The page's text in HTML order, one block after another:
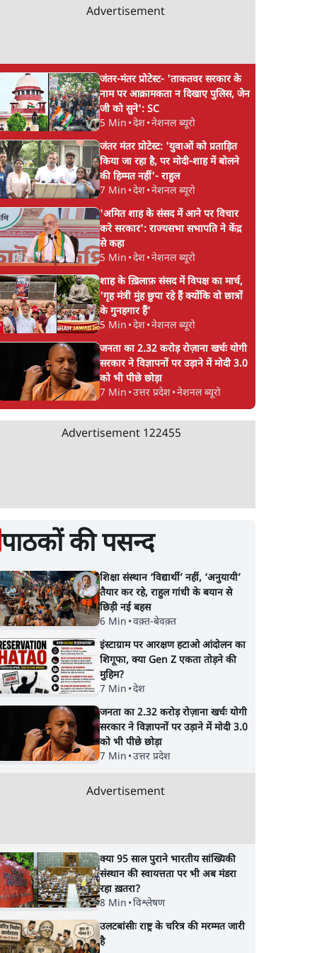
Advertisement
जंतर-मंतर प्रोटेस्ट- 'ताकतवर सरकार के
नाम पर आक्रामकता न दिखाए पुलिस, जेन
जी को सुने': SC
5 Min •देश•नेशनल ब्यूरो
जंतर मंतर प्रोटेस्ट: 'युवाओं को प्रताड़ित
किया जा रहा है, पर मोदी-शाह में बोलने
की हिम्मत नहीं'- राहुल
7 Min •देश•नेशनल ब्यूरो
'अमित शाह के संसद में आने पर विचार
करे सरकार': राज्यसभा सभापति ने केंद्र
से कहा
5 Min •देश•नेशनल ब्यूरो
शाह के ख़िलाफ़ संसद में विपक्ष का मार्च,
'गृह मंत्री मुंह छुपा रहे हैं क्योंकि वो छात्रों
के गुनहगार हैं'
5 Min •देश•नेशनल ब्यूरो
जनता का 2.32 करोड़ रोज़ाना खर्चः योगी
सरकार ने विज्ञापनों पर उड़ाने में मोदी 3.0
को भी पीछे छोड़ा
7 Min •उत्तर प्रदेश•नेशनल ब्यूरो
Advertisement 122455
पाठकों की पसन्द
शिक्षा संस्थान ‘विद्यार्थी’ नहीं, ‘अनुयायी’
तैयार कर रहे, राहुल गांधी के बयान से
छिड़ी नई बहस
6 Min •वक़्त-बेवक़्त
इंस्टाग्राम पर आरक्षण हटाओ आंदोलन का
शिगूफा, क्या Gen Z एकता तोड़ने की
मुहिम?
7 Min •देश
जनता का 2.32 करोड़ रोज़ाना खर्चः योगी
सरकार ने विज्ञापनों पर उड़ाने में मोदी 3.0
को भी पीछे छोड़ा
7 Min •उत्तर प्रदेश
Advertisement
क्या 95 साल पुराने भारतीय सांख्यिकी
संस्थान की स्वायत्तता पर भी अब मंडरा
रहा ख़तरा?
8 Min •विश्लेषण
उलटबांसीः राष्ट्र के चरित्र की मरम्मत जारी
है